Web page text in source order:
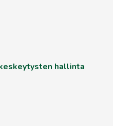
hallinta